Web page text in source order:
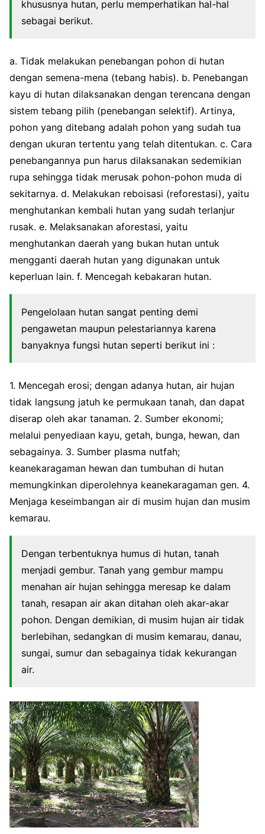
khususnya hutan, perlu memperhatikan hal-hal
sebagai berikut.
a. Tidak melakukan penebangan pohon di hutan
dengan semena-mena (tebang habis). b. Penebangan
kayu di hutan dilaksanakan dengan terencana dengan
sistem tebang pilih (penebangan selektif). Artinya,
pohon yang ditebang adalah pohon yang sudah tua
dengan ukuran tertentu yang telah ditentukan. c. Cara
penebangannya pun harus dilaksanakan sedemikian
rupa sehingga tidak merusak pohon-pohon muda di
sekitarnya. d. Melakukan reboisasi (reforestasi), yaitu
menghutankan kembali hutan yang sudah terlanjur
rusak. e. Melaksanakan aforestasi, yaitu
menghutankan daerah yang bukan hutan untuk
mengganti daerah hutan yang digunakan untuk
keperluan lain. f. Mencegah kebakaran hutan.
Pengelolaan hutan sangat penting demi
pengawetan maupun pelestariannya karena
banyaknya fungsi hutan seperti berikut ini :
1. Mencegah erosi; dengan adanya hutan, air hujan
tidak langsung jatuh ke permukaan tanah, dan dapat
diserap oleh akar tanaman. 2. Sumber ekonomi;
melalui penyediaan kayu, getah, bunga, hewan, dan
sebagainya. 3. Sumber plasma nutfah;
keanekaragaman hewan dan tumbuhan di hutan
memungkinkan diperolehnya keanekaragaman gen. 4.
Menjaga keseimbangan air di musim hujan dan musim
kemarau.
Dengan terbentuknya humus di hutan, tanah
menjadi gembur. Tanah yang gembur mampu
menahan air hujan sehingga meresap ke dalam
tanah, resapan air akan ditahan oleh akar-akar
pohon. Dengan demikian, di musim hujan air tidak
berlebihan, sedangkan di musim kemarau, danau,
sungai, sumur dan sebagainya tidak kekurangan
air.